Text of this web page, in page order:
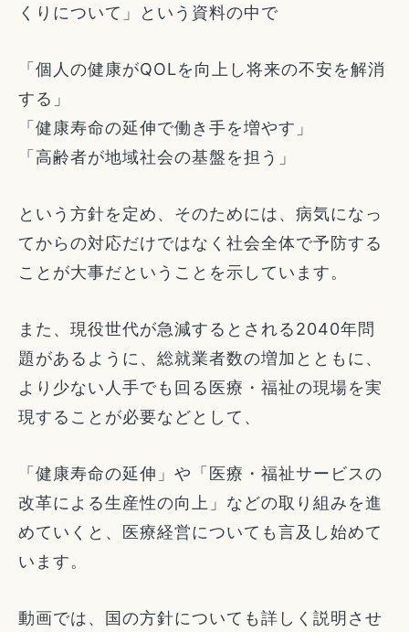
くりについて」という資料の中で
「個人の健康がQOLを向上し将来の不安を解消
する」
「健康寿命の延伸で働き手を増やす」
「高齢者が地域社会の基盤を担う」
という方針を定め、そのためには、病気になっ
てからの対応だけではなく社会全体で予防する
ことが大事だということを示しています。
また、現役世代が急減するとされる2040年問
題があるように、総就業者数の増加とともに、
より少ない人手でも回る医療・福祉の現場を実
現することが必要などとして、
「健康寿命の延伸」や「医療・福祉サービスの
改革による生産性の向上」などの取り組みを進
めていくと、医療経営についても言及し始めて
います。
動画では、国の方針についても詳しく説明させ